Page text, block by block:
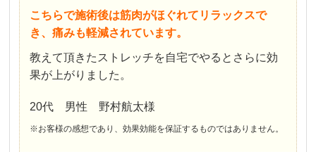
こちらで施術後は筋肉がほぐれてリラックスで
き、痛みも軽減されています。
教えて頂きたストレッチを自宅でやるとさらに効
果が上がりました。
20代 男性 野村航太様
※お客様の感想であり、効果効能を保証するものではありません。